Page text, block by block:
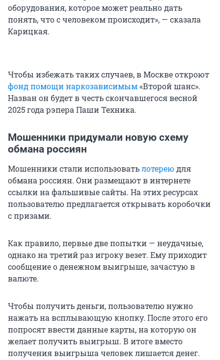
оборудования, которое может реально дать
понять, что с человеком происходит», — сказала
Карицкая.
Чтобы избежать таких случаев, в Москве откроют
фонд помощи наркозависимым«Второй шанс».
Назван он будет в честь скончавшегося весной
2025 года рэпера Паши Техника.
Мошенники придумали новую схему
обмана россиян
Мошенники стали использоватьлотерею для
обмана россиян. Они размещают в интернете
ссылки на фальшивые сайты. На этих ресурсах
пользователю предлагается открывать коробочки
с призами.
Как правило, первые две попытки — неудачные,
однако на третий раз игроку везет. Ему приходит
сообщение о денежном выигрыше, зачастую в
валюте.
Чтобы получить деньги, пользователю нужно
нажать на всплывающую кнопку. После этого его
попросят ввести данные карты, на которую он
желает получить выигрыш. В итоге вместо
получения выигрыша человек лишается денег.